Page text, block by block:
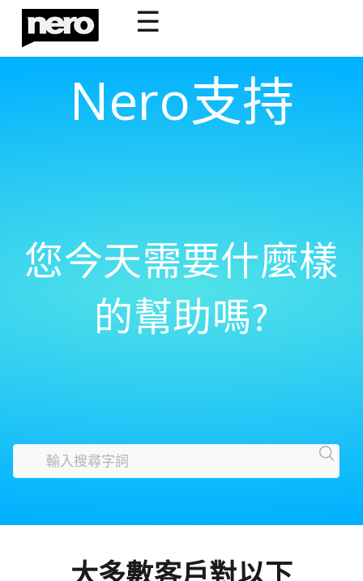
☰
Nero支持
您今天需要什麼樣
的幫助嗎?